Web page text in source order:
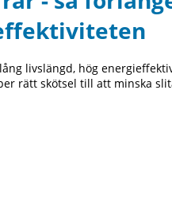
livslängd, hög
rätt skötsel till att minska